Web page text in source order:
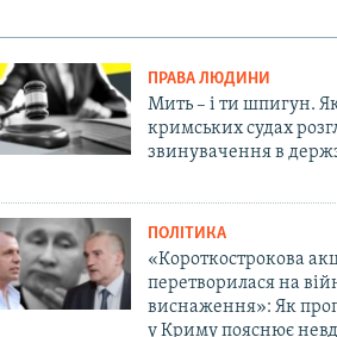
ПРАВА ЛЮДИНИ
Мить – і ти шпигун.
кримських судах
звинувачення в
ПОЛІТИКА
«Короткострокова
перетворилася на
виснаження»: Як
у Криму пояснює